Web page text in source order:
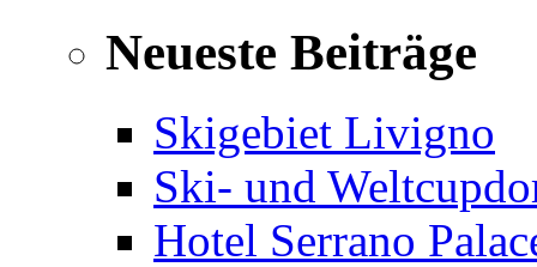
Neueste Beiträge
Skigebiet Livigno
Ski- und
Hotel Serrano